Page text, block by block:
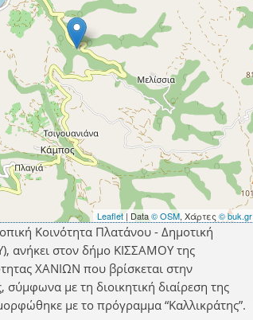
Leaflet | Data© OSM, Χάρτες © buk.gr
Κοινότητα Πλατάνου - Δημοτική
ανήκει στον δήμο ΚΙΣΣΑΜΟΥ της
ΧΑΝΙΩΝ που βρίσκεται στην
σύμφωνα με τη διοικητική διαίρεση της
με το πρόγραμμα “Καλλικράτης”.